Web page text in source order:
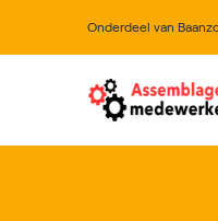
Onderdeel van